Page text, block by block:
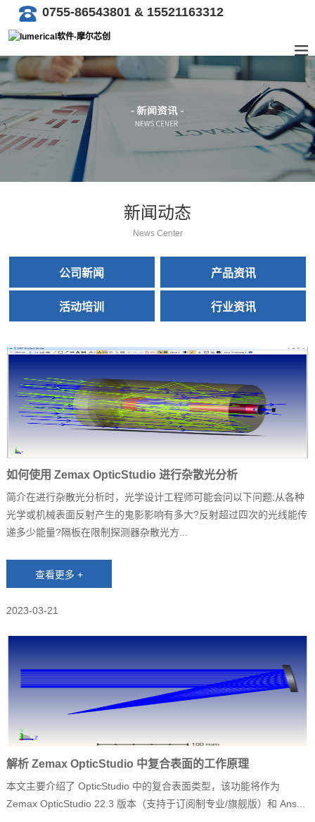
0755-86543801 & 15521163312
新闻动态
News Center
公司新闻 产品资讯
活动培训 行业资讯
如何使用 Zemax OpticStudio 进行杂散光分析
简介在进行杂散光分析时，光学设计工程师可能会问以下问题:从各种
光学或机械表面反射产生的鬼影影响有多大?反射超过四次的光线能传
递多少能量?隔板在限制探测器杂散光方...
2023-03-21
解析 Zemax OpticStudio 中复合表面的工作原理
本文主要介绍了 OpticStudio 中的复合表面类型，该功能将作为
Zemax OpticStudio 22.3 版本（支持于订阅制专业/旗舰版）和 Ans...